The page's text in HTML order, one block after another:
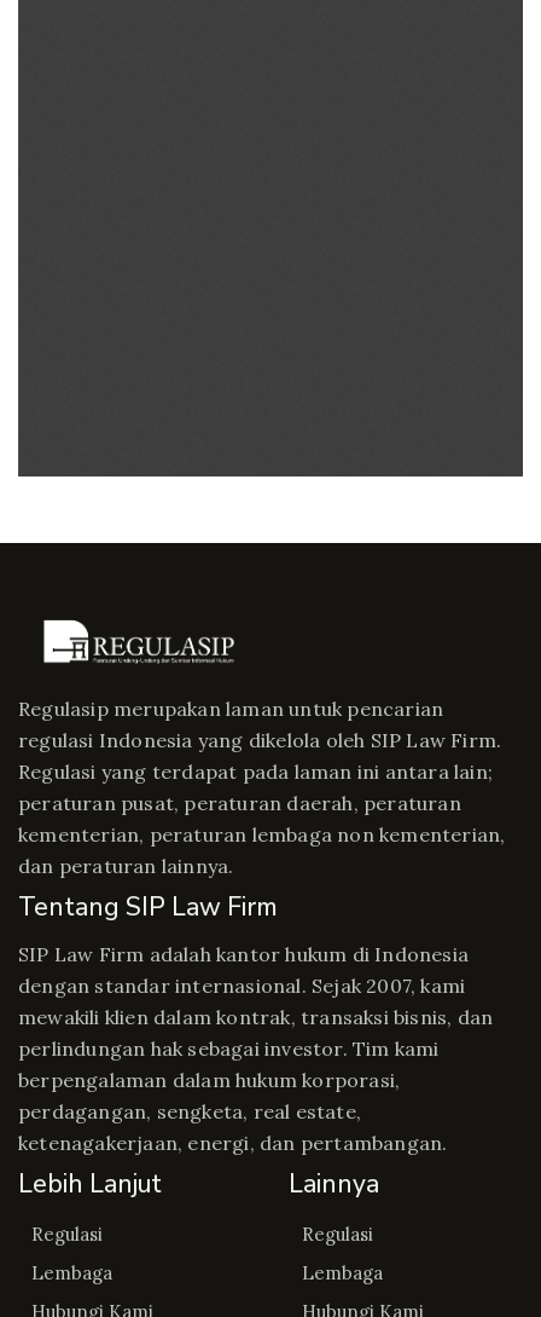
Regulasip merupakan laman untuk pencarian
regulasi Indonesia yang dikelola oleh SIP Law Firm.
Regulasi yang terdapat pada laman ini antara lain;
peraturan pusat, peraturan daerah, peraturan
kementerian, peraturan lembaga non kementerian,
dan peraturan lainnya.
Tentang SIP Law Firm
SIP Law Firm adalah kantor hukum di Indonesia
dengan standar internasional. Sejak 2007, kami
mewakili klien dalam kontrak, transaksi bisnis, dan
perlindungan hak sebagai investor. Tim kami
berpengalaman dalam hukum korporasi,
perdagangan, sengketa, real estate,
ketenagakerjaan, energi, dan pertambangan.
Lebih Lanjut
Regulasi
Lembaga
Hubungi Kami
Lainnya
Regulasi
Lembaga
Hubungi Kami